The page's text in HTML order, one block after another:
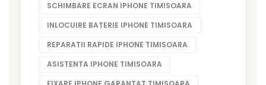
SCHIMBARE ECRAN IPHONE TIMISOARA
INLOCUIRE BATERIE IPHONE TIMISOARA
REPARATII RAPIDE IPHONE TIMISOARA
ASISTENTA IPHONE TIMISOARA